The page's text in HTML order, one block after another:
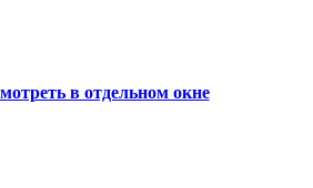
в отдельном окне